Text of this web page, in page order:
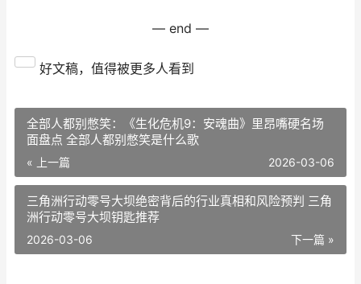
— end —
好文稿，值得被更多人看到
全部人都别憋笑：《生化危机9：安魂曲》里昂嘴硬名场
面盘点 全部人都别憋笑是什么歌
« 上一篇 2026-03-06
三角洲行动零号大坝绝密背后的行业真相和风险预判 三角
洲行动零号大坝钥匙推荐
下一篇 »
2026-03-06